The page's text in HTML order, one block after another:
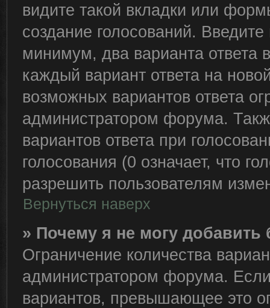
видите такой вкладки или
создание голосований.
минимум, два варианта ответа
каждый вариант ответа на
возможных вариантов ответа
администратором форума.
вариантов ответа при
голосования (0 означает, что
разрешить пользователям
Вернуться наверх
» Почему я не могу добавить
Ограничение количества
администратором форума.
вариантов, превышающее это